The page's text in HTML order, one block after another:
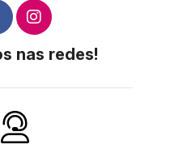
nas redes!